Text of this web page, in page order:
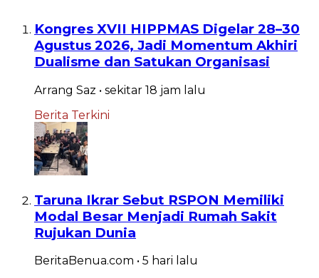
Kongres XVII HIPPMAS Digelar 28–30
Agustus 2026, Jadi Momentum Akhiri
Dualisme dan Satukan Organisasi
Arrang Saz • sekitar 18 jam lalu
Berita Terkini
Taruna Ikrar Sebut RSPON Memiliki
Modal Besar Menjadi Rumah Sakit
Rujukan Dunia
BeritaBenua.com • 5 hari lalu